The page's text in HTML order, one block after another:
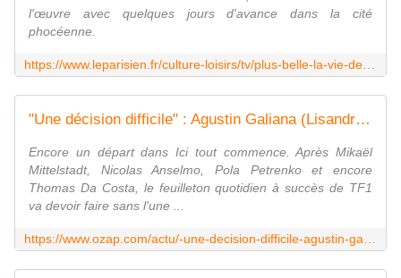
l'œuvre avec quelques jours d'avance dans la cité
phocéenne.
"Une décision difficile" : Agustin Galiana (Lisandro) annonce son départ "définitif" d'"Ici tout commence" sur TF1
Encore un départ dans Ici tout commence. Après Mikaël
Mittelstadt, Nicolas Anselmo, Pola Petrenko et encore
Thomas Da Costa, le feuilleton quotidien à succès de TF1
va devoir faire sans l'une ...